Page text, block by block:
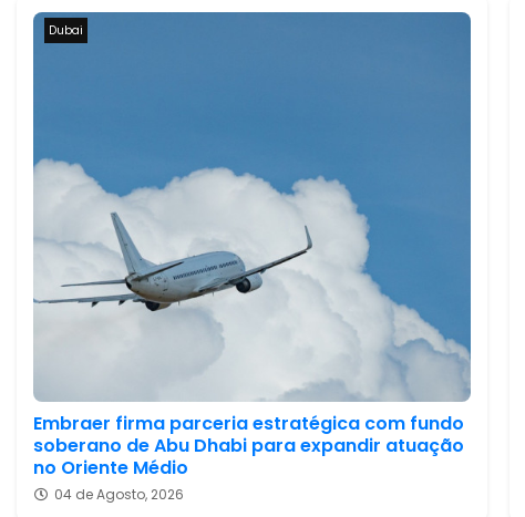
Dubai
Embraer firma parceria estratégica com fundo
soberano de Abu Dhabi para expandir atuação
no Oriente Médio
04 de Agosto, 2026